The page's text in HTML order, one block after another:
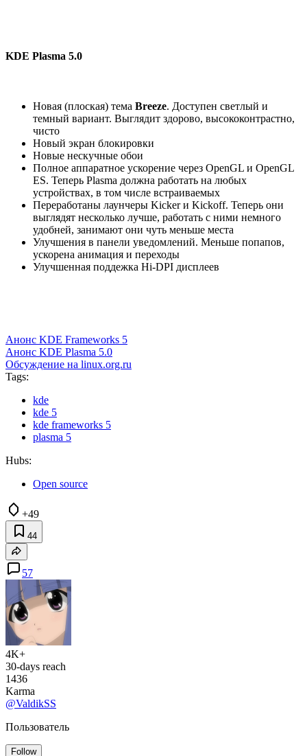
KDE Plasma 5.0
Новая (плоская) тема Breeze. Доступен светлый и
темный вариант. Выглядит здорово, высококонтрастно,
чисто
Новый экран блокировки
Новые нескучные обои
Полное аппаратное ускорение через OpenGL и OpenGL
ES. Теперь Plasma должна работать на любых
устройствах, в том числе встраиваемых
Переработаны лаунчеры Kicker и Kickoff. Теперь они
выглядят несколько лучше, работать с ними немного
удобней, занимают они чуть меньше места
Улучшения в панели уведомлений. Меньше попапов,
ускорена анимация и переходы
Улучшенная поддежка Hi-DPI дисплеев
Анонс KDE Frameworks 5
Анонс KDE Plasma 5.0
Обсуждение на linux.org.ru
Tags:
kde
kde 5
kde frameworks 5
plasma 5
Hubs:
Open source
+49
44
57
4K+
30-days reach
1436
Karma
@ValdikSS
Пользователь
Follow